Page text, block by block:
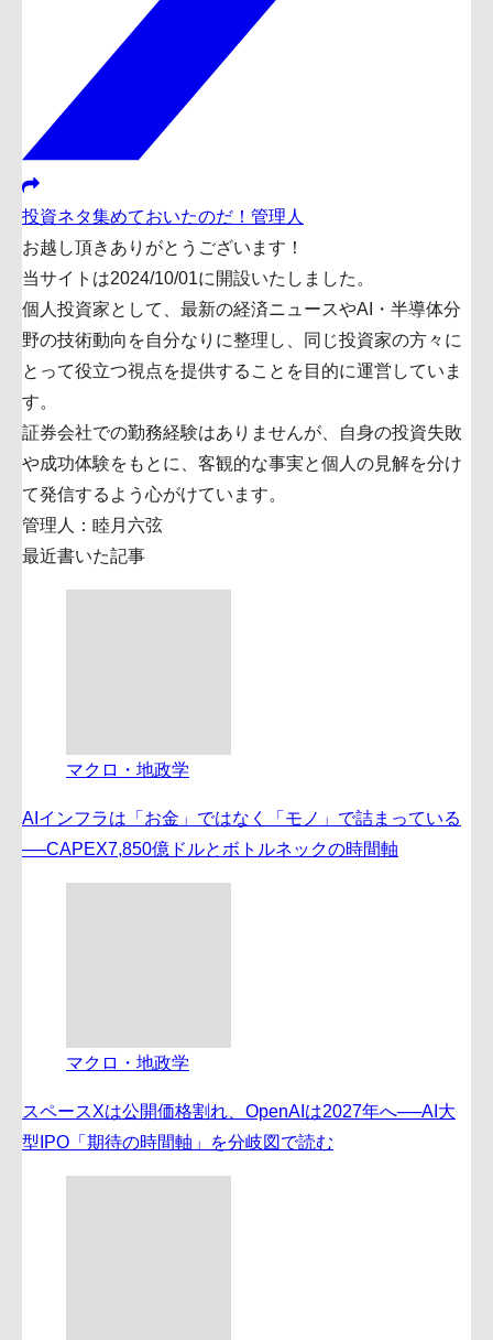
投資ネタ集めておいたのだ！管理人
お越し頂きありがとうございます！
当サイトは2024/10/01に開設いたしました。
個人投資家として、最新の経済ニュースやAI・半導体分
野の技術動向を自分なりに整理し、同じ投資家の方々に
とって役立つ視点を提供することを目的に運営していま
す。
証券会社での勤務経験はありませんが、自身の投資失敗
や成功体験をもとに、客観的な事実と個人の見解を分け
て発信するよう心がけています。
管理人：睦月六弦
最近書いた記事
マクロ・地政学
AIインフラは「お金」ではなく「モノ」で詰まっている
──CAPEX7,850億ドルとボトルネックの時間軸
マクロ・地政学
スペースXは公開価格割れ、OpenAIは2027年へ──AI大
型IPO「期待の時間軸」を分岐図で読む